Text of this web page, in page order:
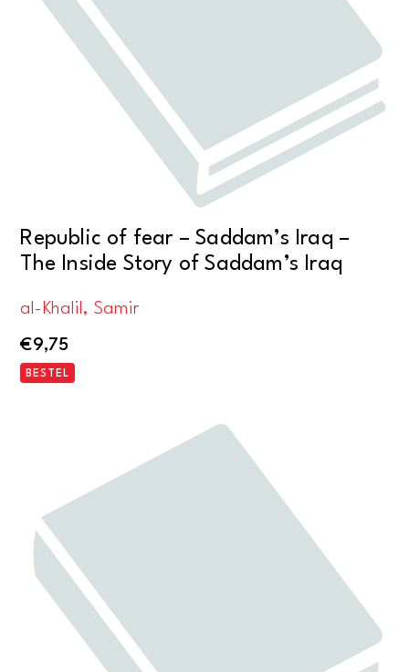
Republic of fear – Saddam’s Iraq –
The Inside Story of Saddam’s Iraq
al-Khalil, Samir
€9,75
BESTEL